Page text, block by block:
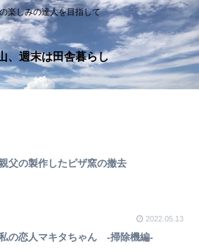
楽しみの達人を目指して
、週末は田舎暮らし
父の製作したピザ窯の撤去
2022.05.13
の恋人マキタちゃん -掃除機編-